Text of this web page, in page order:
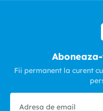
Fii permanent la curent